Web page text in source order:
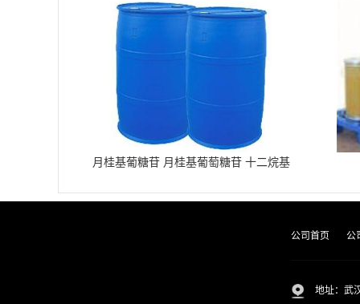
月桂基葡糖苷 月桂基葡萄糖苷 十二烷基
公司首页 公
地址：武